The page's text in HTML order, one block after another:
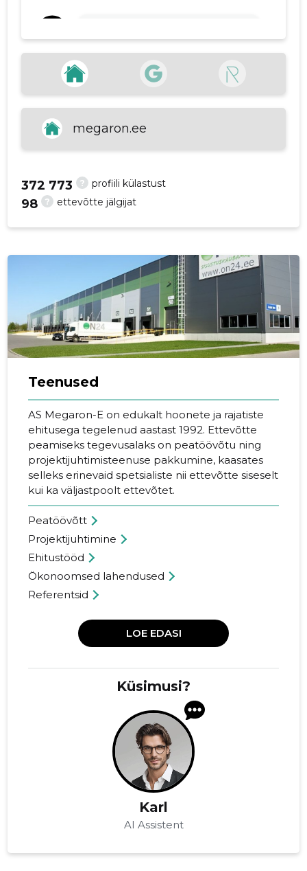
VAATA ROHKEM
megaron.ee
? profiili külastust
372 773
? ettevõtte jälgijat
98
Teenused
AS Megaron-E on edukalt hoonete ja rajatiste
ehitusega tegelenud aastast 1992. Ettevõtte
peamiseks tegevusalaks on peatöövõtu ning
projektijuhtimisteenuse pakkumine, kaasates
selleks erinevaid spetsialiste nii ettevõtte siseselt
kui ka väljastpoolt ettevõtet.
Peatöövõtt
Projektijuhtimine
Ehitustööd
Ökonoomsed lahendused
Referentsid
LOE EDASI
Küsimusi?
Karl
AI Assistent